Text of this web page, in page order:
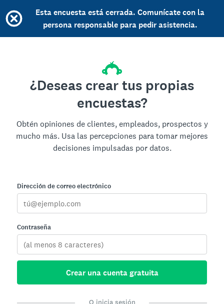
Esta encuesta está cerrada. Comunícate con la
persona responsable para pedir asistencia.
¿Deseas crear tus propias
encuestas?
Obtén opiniones de clientes, empleados, prospectos y
mucho más. Usa las percepciones para tomar mejores
decisiones impulsadas por datos.
Dirección de correo electrónico
Contraseña
Crear una cuenta gratuita
O inicia sesión